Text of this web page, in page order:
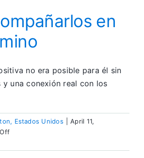
en
no era posible para él sin
una conexión real con los
Estados Unidos
April 11,
on
acompañarlos